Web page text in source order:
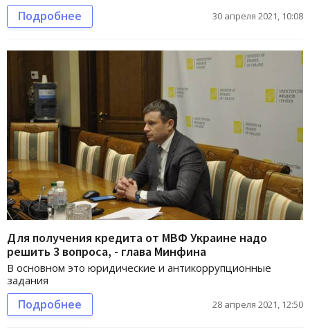
Подробнее 30 апреля 2021, 10:08
Для получения кредита от МВФ Украине надо
решить 3 вопроса, - глава Минфина
В основном это юридические и антикоррупционные
задания
Подробнее 28 апреля 2021, 12:50